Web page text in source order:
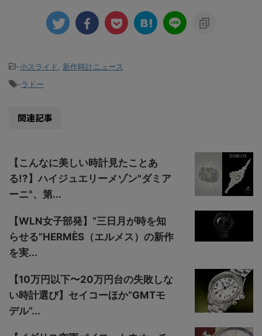
-小スライド
新作時計ニュース
-ラドー
関連記事
【こんなに美しい時計見たことあ
る!?】ハイジュエリーメゾン"ダミア
ーニ"、第...
【WLN女子部発】“三日月が時を知
らせる”HERMÈS（エルメス）の新作
を実...
【10万円以下〜20万円台の失敗しな
い時計選び】セイコーほか“GMTモ
デル”...